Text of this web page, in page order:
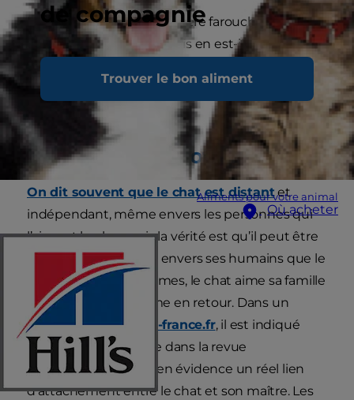
de compagnie
Trouver le bon aliment
Aliments pour votre animal
Où acheter
Le chien est connu pour être farouchement
dévoué à ses maîtres, mais en est-il de même
avec le chat ? Découvrez si votre chat est
protecteur avec vous et comment il peut vous
le montrer.
Le chat est-il protecteur ?
On dit souvent que le chat est distantet
indépendant, même envers les personnes qui
l’aiment le plus, mais la vérité est qu’il peut être
tout aussi protecteur envers ses humains que le
chien. En d’autres termes, le chat aime sa famille
et cette dernière l’aime en retour. Dans un
article paru surouest-france.fr, il est indiqué
qu’une étude publiée dans la revue
Current Biology met en évidence un réel lien
d’attachement entre le chat et son maître. Les